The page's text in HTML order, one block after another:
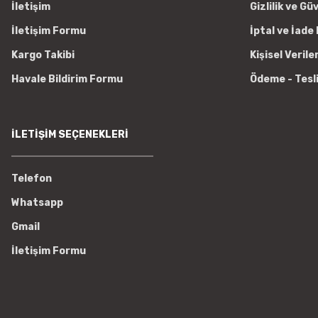
İletişim
İletişim Formu
Kargo Takibi
Havale Bildirim Formu
Gizlilik ve
İptal ve İade
Kişisel
Ödeme -
İLETİŞİM SEÇENEKLERİ
Telefon
Whatsapp
Gmail
İletişim Formu